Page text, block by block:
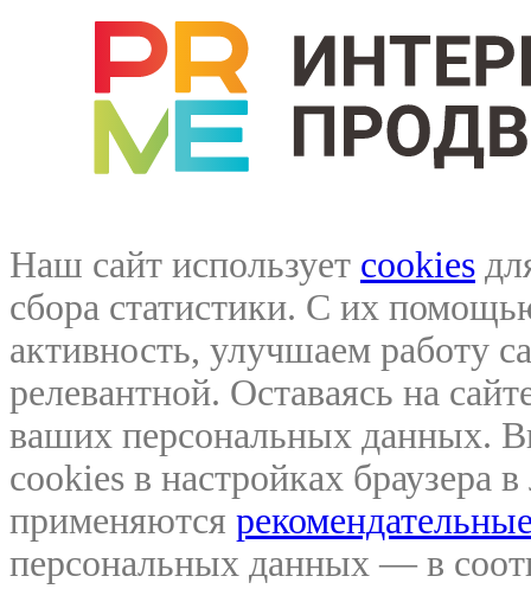
Наш сайт использует cookies
сбора статистики. С их
активность, улучшаем работу
релевантной. Оставаясь на
ваших персональных данных.
cookies в настройках браузера
применяются
персональных данных — в